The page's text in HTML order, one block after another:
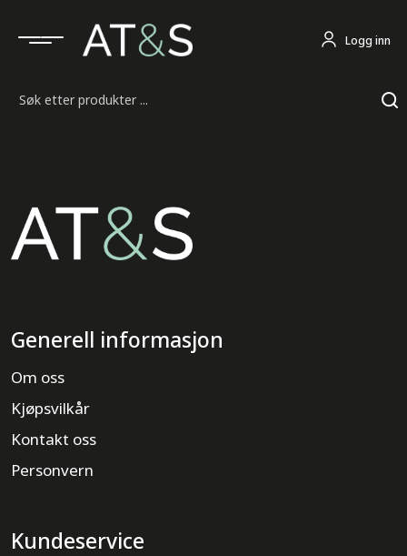
Logg inn
Generell informasjon
Om oss
Kjøpsvilkår
Kontakt oss
Personvern
Kundeservice